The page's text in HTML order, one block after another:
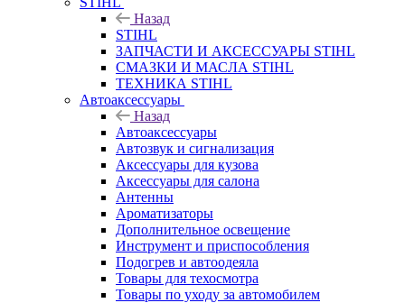
Назад
STIHL
ЗАПЧАСТИ И АКСЕССУАРЫ STIHL
СМАЗКИ И МАСЛА STIHL
ТЕХНИКА STIHL
Автоаксессуары
Назад
Автоаксессуары
Автозвук и сигнализация
Аксессуары для кузова
Аксессуары для салона
Антенны
Ароматизаторы
Дополнительное освещение
Инструмент и приспособления
Подогрев и автоодеяла
Товары для техосмотра
Товары по уходу за автомобилем